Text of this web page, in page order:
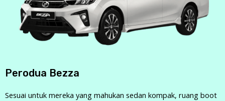
Perodua Bezza
Sesuai untuk mereka yang mahukan sedan kompak, ruang boot